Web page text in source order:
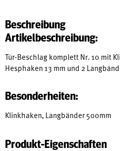
Beschreibung
Artikelbeschreibung:
Tür-Beschlag komplett Nr. 10 mit
Hesphaken 13 mm und 2
Besonderheiten:
Klinkhaken, Langbänder 500mm
Produkt-Eigenschaften